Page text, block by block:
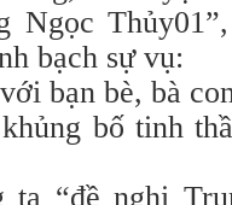
Ngọc
bạch sự vụ:
bạn bè, bà
bố tinh
ta “đề nghị